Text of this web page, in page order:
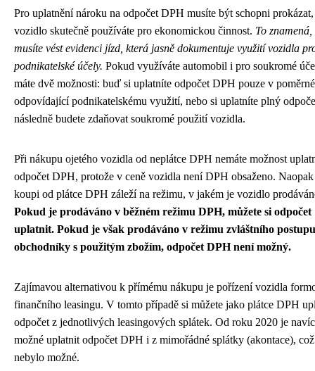
Pro uplatnění nároku na odpočet DPH musíte být schopni prokázat,
vozidlo skutečně používáte pro ekonomickou činnost. To znamená,
musíte vést evidenci jízd, která jasně dokumentuje využití vozidla
podnikatelské účely. Pokud využíváte automobil i pro soukromé
máte dvě možnosti: buď si uplatníte odpočet DPH pouze v
odpovídající podnikatelskému využití, nebo si uplatníte plný
následně budete zdaňovat soukromé použití vozidla.
Při nákupu ojetého vozidla od neplátce DPH nemáte možnost
odpočet DPH, protože v ceně vozidla není DPH obsaženo.
koupi od plátce DPH záleží na režimu, v jakém je vozidlo
Pokud je prodáváno v běžném režimu DPH, můžete si odpočet
uplatnit. Pokud je však prodáváno v režimu zvláštního
obchodníky s použitým zbožím, odpočet DPH není možný.
Zajímavou alternativou k přímému nákupu je pořízení vozidla
finančního leasingu. V tomto případě si můžete jako plátce DPH
odpočet z jednotlivých leasingových splátek. Od roku 2020 je navíc
možné uplatnit odpočet DPH i z mimořádné splátky (akontace),
nebylo možné.